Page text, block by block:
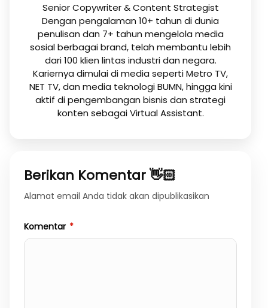
Senior Copywriter & Content Strategist
Dengan pengalaman 10+ tahun di dunia
penulisan dan 7+ tahun mengelola media
sosial berbagai brand, telah membantu lebih
dari 100 klien lintas industri dan negara.
Kariernya dimulai di media seperti Metro TV,
NET TV, dan media teknologi BUMN, hingga kini
aktif di pengembangan bisnis dan strategi
konten sebagai Virtual Assistant.
Berikan Komentar 👋🏻
Alamat email Anda tidak akan dipublikasikan
Komentar *